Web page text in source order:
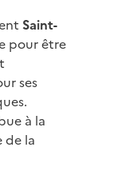
Saint-
pour être
ses
à la
de la